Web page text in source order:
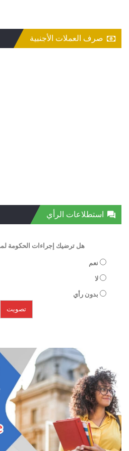
صرف العملات الأجنبية
استطلاعات الرأي
هل ترضيك إجراءات الحكومة
نعم
لا
بدون رأي